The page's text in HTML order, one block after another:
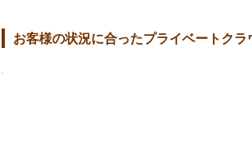
お客様の状況に合ったプライベートクラ